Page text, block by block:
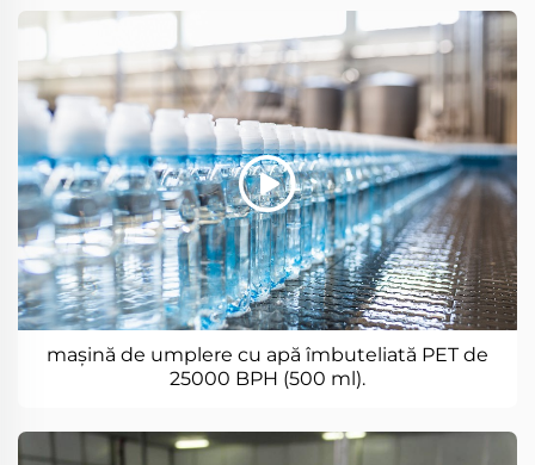
mașină de umplere cu apă îmbuteliată PET de
25000 BPH (500 ml).